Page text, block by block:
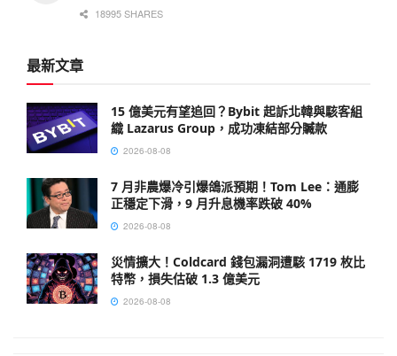
18995 SHARES
最新文章
15 億美元有望追回？Bybit 起訴北韓與駭客組
織 Lazarus Group，成功凍結部分贓款
2026-08-08
7 月非農爆冷引爆鴿派預期！Tom Lee：通膨
正穩定下滑，9 月升息機率跌破 40%
2026-08-08
災情擴大！Coldcard 錢包漏洞遭駭 1719 枚比
特幣，損失估破 1.3 億美元
2026-08-08